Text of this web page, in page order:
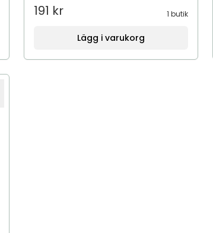
191 kr 1 butik
Lägg i varukorg